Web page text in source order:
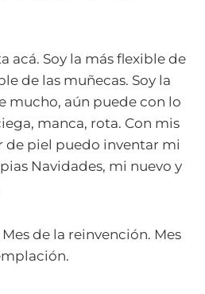
acá. Soy la más flexible de
de las muñecas. Soy la
mucho, aún puede con lo
manca, rota. Con mis
de piel puedo inventar mi
Navidades, mi nuevo y
de la reinvención. Mes